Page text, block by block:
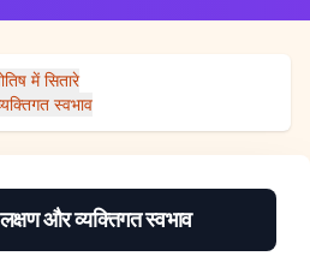
में सितारे
स्वभाव
और व्यक्तिगत स्वभाव